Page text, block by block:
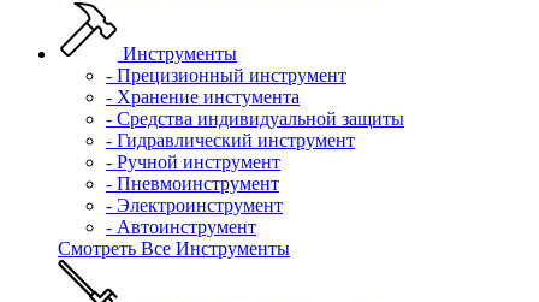
Инструменты
- Прецизионный инструмент
- Хранение инстумента
- Средства индивидуальной защиты
- Гидравлический инструмент
- Ручной инструмент
- Пневмоинструмент
- Электроинструмент
- Автоинструмент
Смотреть Все Инструменты